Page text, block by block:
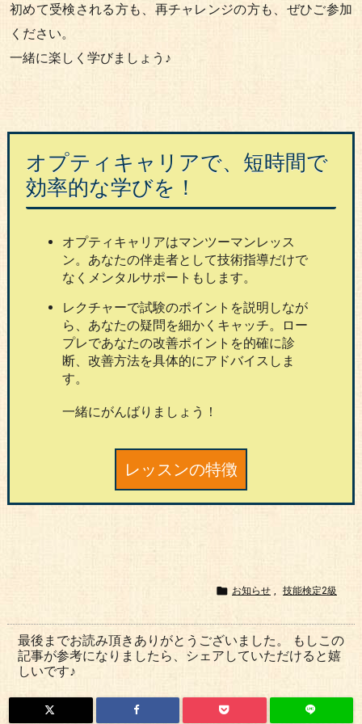
初めて受検される方も、再チャレンジの方も、ぜひご参加
ください。
一緒に楽しく学びましょう♪
オプティキャリアで、短時間で
効率的な学びを！
オプティキャリアはマンツーマンレッス
ン。あなたの伴走者として技術指導だけで
なくメンタルサポートもします。
レクチャーで試験のポイントを説明しなが
ら、あなたの疑問を細かくキャッチ。ロー
プレであなたの改善ポイントを的確に診
断、改善方法を具体的にアドバイスしま
す。
一緒にがんばりましょう！
レッスンの特徴
 お知らせ 技能検定2級
最後までお読み頂きありがとうございました。 もしこの
記事が参考になりましたら、シェアしていただけると嬉
しいです♪